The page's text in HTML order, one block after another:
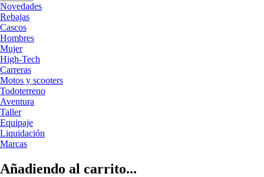
Novedades
Rebajas
Cascos
Hombres
Mujer
High-Tech
Carreras
Motos y scooters
Todoterreno
Aventura
Taller
Equipaje
Liquidación
Marcas
Añadiendo al carrito...